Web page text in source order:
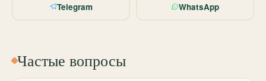
Telegram WhatsApp
Частые вопросы